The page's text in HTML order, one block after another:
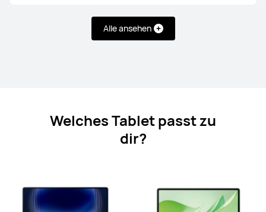
Alle ansehen
NEU 13,2 Zoll
Welches Tablet passt zu
dir?